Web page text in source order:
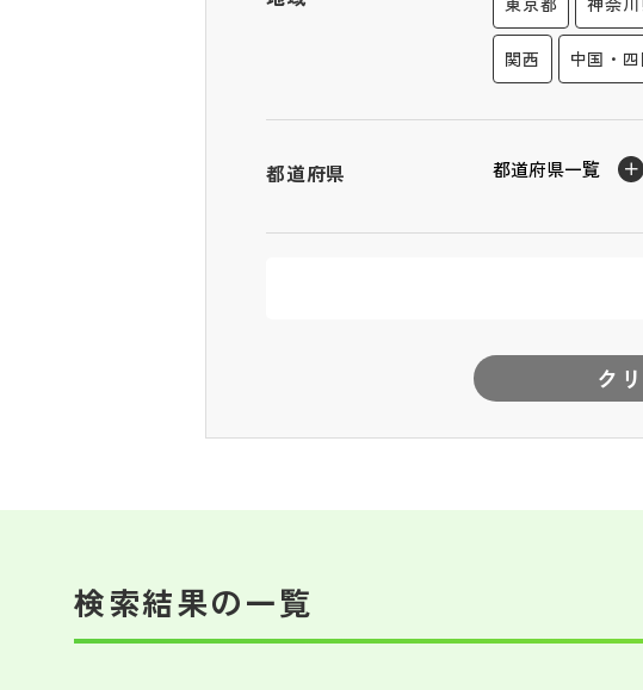
関西 中国・
都道府県 都道府県一覧
ク
検索結果の一覧